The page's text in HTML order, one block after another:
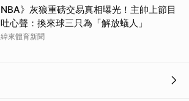
NBA》灰狼重磅交易真相曝光！主帥上節目
吐心聲：換來球三只為「解放蟻人」
緯來體育新聞